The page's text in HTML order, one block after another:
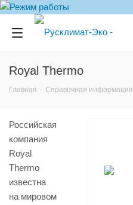
Royal Thermo
Главная - Справочная информация
Российская
компания
Royal
Thermo
известна
на мировом